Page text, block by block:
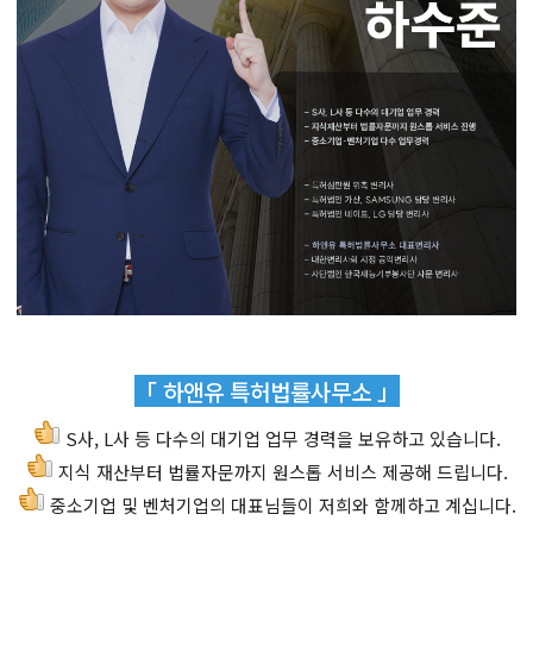
「 하앤유 특허법률사무소 」
S사, L사 등 다수의 대기업 업무 경력을 보유하고 있습니다.
지식 재산부터 법률자문까지 원스톱 서비스 제공해 드립니다.
중소기업 및 벤처기업의 대표님들이 저희와 함께하고 계십니다.